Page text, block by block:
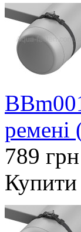
ремені
789 грн
Купити